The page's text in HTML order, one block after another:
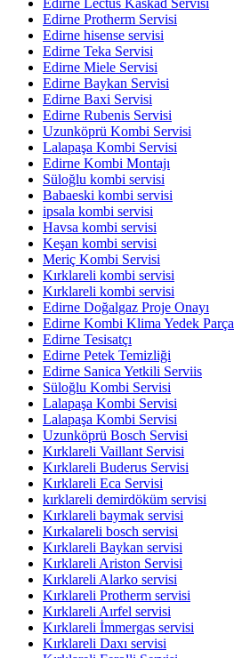
Edirne Lectus Kaskad Servisi
Edirne Protherm Servisi
Edirne hisense servisi
Edirne Teka Servisi
Edirne Miele Servisi
Edirne Baykan Servisi
Edirne Baxi Servisi
Edirne Rubenis Servisi
Uzunköprü Kombi Servisi
Lalapaşa Kombi Servisi
Edirne Kombi Montajı
Süloğlu kombi servisi
Babaeski kombi servisi
ipsala kombi servisi
Havsa kombi servisi
Keşan kombi servisi
Meriç Kombi Servisi
Kırklareli kombi servisi
Kırklareli kombi servisi
Edirne Doğalgaz Proje Onayı
Edirne Kombi Klima Yedek Parça
Edirne Tesisatçı
Edirne Petek Temizliği
Edirne Sanica Yetkili Serviis
Süloğlu Kombi Servisi
Lalapaşa Kombi Servisi
Lalapaşa Kombi Servisi
Uzunköprü Bosch Servisi
Kırklareli Vaillant Servisi
Kırklareli Buderus Servisi
Kırklareli Eca Servisi
kırklareli demirdöküm servisi
Kırklareli baymak servisi
Kırkalareli bosch servisi
Kırklareli Baykan servisi
Kırklareli Ariston Servisi
Kırklareli Alarko servisi
Kırklareli Protherm servisi
Kırklareli Aırfel servisi
Kırklareli İmmergas servisi
Kırklareli Daxı servisi